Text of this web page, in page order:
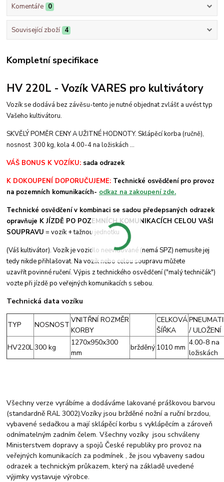
Komentáře 0
Související zboží 4
Kompletní specifikace
HV 220L - Vozík VARES pro kultivátory
Vozík se dodává bez závěsu-tento je nutné objednat zvlášť a uvést typ
Vašeho kultivátoru.
SKVĚLÝ POMĚR CENY A UŽITNÉ HODNOTY. Sklápěcí korba (ručně),
nosnost 300 kg, kola 4.00-4 na ložiskách ...
VÁŠ BONUS K VOZÍKU: sada odrazek
K DOKOUPENÍ DOPORUČUJEME: Technické osvědčení pro provoz
na pozemních komunikacích- odkaz na zakoupení zde.
Technické osvědčení v kombinaci se sadou předepsaných odrazek
opravňuje K JÍZDĚ PO POZEMNÍCH KOMUNIKACÍCH CELOU VAŠI
SOUPRAVU = vozík + tažnou jednotku
(Váš kultivátor). Vozík je vozidlo neevidované (nemá SPZ) nemusíte jej
tedy nikde přihlašovat. Na vozík nebo celou soupravu můžete
uzavřít povinné ručení. Výpis z technického osvědčení ("malý techničák")
vozte při jízdě po veřejných komunikacích s sebou.
Technická data vozíku
TYP NOSNOST
VNITŘNÍ ROZMĚR
KORBY
CELKOVÁ
ŠÍŘKA
/ ULOŽENÍ
HV220L300 kg
1270x950x300
mm
bržděný 1010 mm
4.00-8 na
ložiskách
Všechny verze vyrábíme a dodáváme lakované práškovou barvou
(standardně RAL 3002).Vozíky jsou bržděné nožní a ruční brzdou,
vybavené sedačkou a mají sklápěcí korbu s vyklápěcím a zároveň
odnímatelným zadním čelem. Všechny vozíky jsou schváleny
Ministerstvem dopravy a spojů České republiky pro provoz na
veřejných komunikacích za podmínek , že jsou vybaveny sadou
odrazek a technickým průkazem, který na základě uvedené
výjimky vystavuje výrobce.